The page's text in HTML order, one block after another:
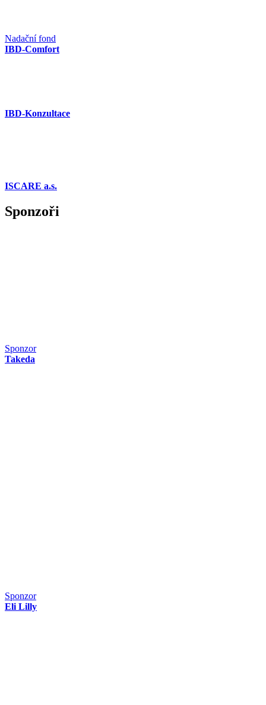
Nadační fond
IBD-Comfort
IBD-Konzultace
ISCARE a.s.
Sponzoři
Sponzor
Takeda
Sponzor
Eli Lilly